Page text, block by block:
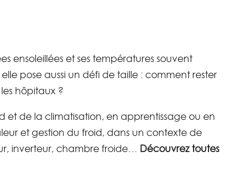
ensoleillées et ses températures souvent
pose aussi un défi de taille : comment rester
hôpitaux ?
et de la climatisation, en apprentissage ou en
et gestion du froid, dans un contexte de
inverteur, chambre froide… Découvrez toutes